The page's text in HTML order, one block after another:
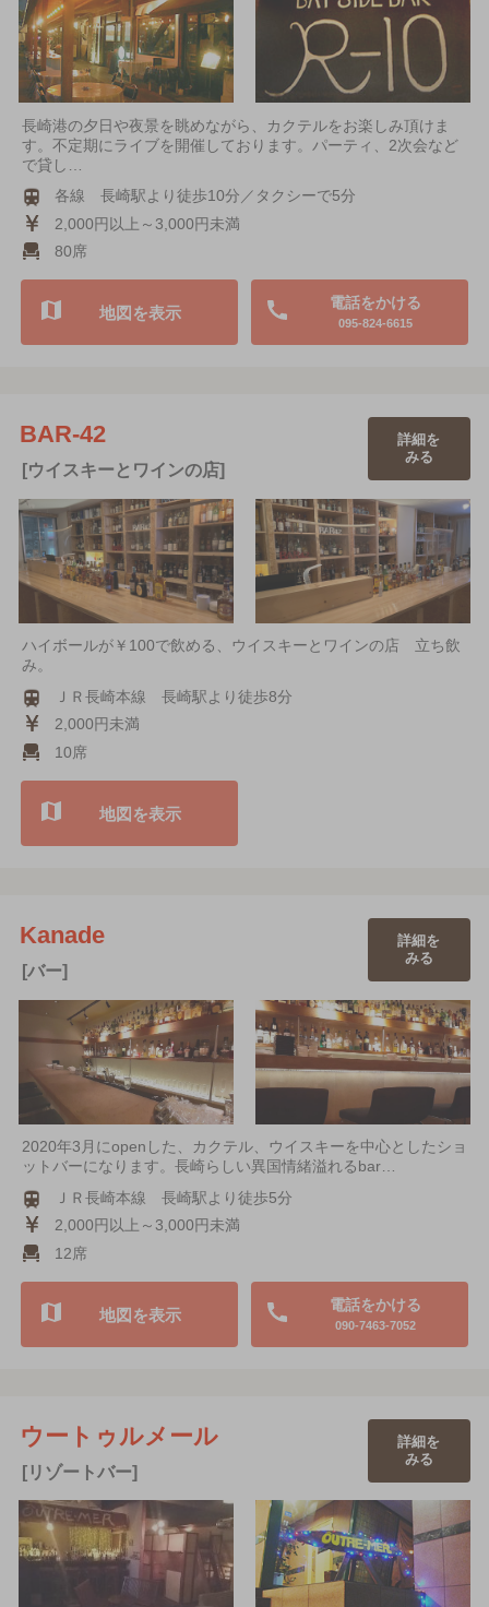
長崎港の夕日や夜景を眺めながら、カクテルをお楽しみ頂けま
す。不定期にライブを開催しております。パーティ、2次会など
で貸し…
各線 長崎駅より徒歩10分／タクシーで5分
2,000円以上～3,000円未満
80席
電話をかける
095-824-6615
地図を表示
BAR-42
[ウイスキーとワインの店]
詳細を
みる
ハイボールが￥100で飲める、ウイスキーとワインの店 立ち飲
み。
ＪＲ長崎本線 長崎駅より徒歩8分
2,000円未満
10席
地図を表示
Kanade
[バー]
詳細を
みる
2020年3月にopenした、カクテル、ウイスキーを中心としたショ
ットバーになります。長崎らしい異国情緒溢れるbar…
ＪＲ長崎本線 長崎駅より徒歩5分
2,000円以上～3,000円未満
12席
電話をかける
090-7463-7052
地図を表示
ウートゥルメール
[リゾートバー]
詳細を
みる